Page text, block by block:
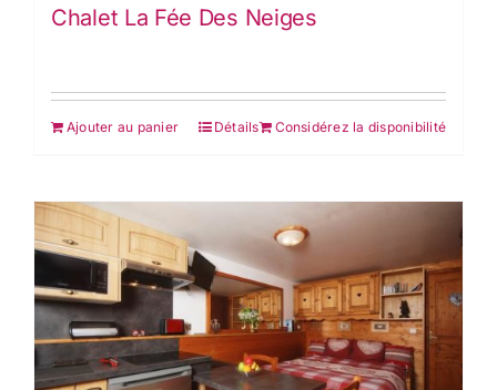
Chalet La Fée Des Neiges
Ajouter au panier Considérez la disponibilité
Détails